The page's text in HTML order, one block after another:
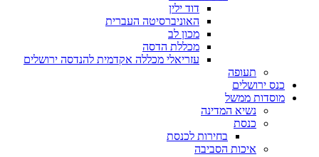
דוד ילין
האוניברסיטה העברית
מכון לב
מכללת הדסה
עזריאלי מכללה אקדמית להנדסה ירושלים
תעופה
כנס ירושלים
מוסדות ממשל
נשיא המדינה
כנסת
בחירות לכנסת
איכות הסביבה